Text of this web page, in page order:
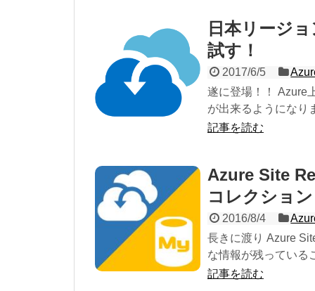
日本リージ
試す！
2017/6/5
遂に登場！！ Azure
が出来るようになり
記事を読む
Azure Site
コレクション
2016/8/4
長きに渡り Azure
な情報が残っている
記事を読む